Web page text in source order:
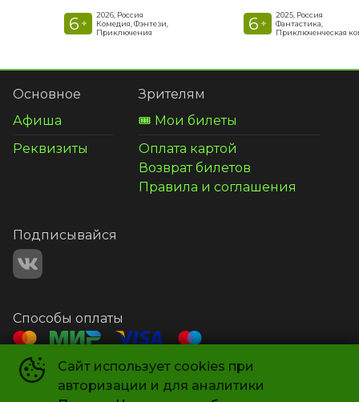
6 +
2026, Россия
Комедия, Фэнтези,
Приключения
6 +
2025, Россия
Фантастика,
Приключенческая
Сайт использует cookies при
авторизации и для аналитики
Основное
Афиша
Реквизиты
Зрителям
🎟️ Мои билеты
Оплата картой
Возврат билетов
Правила и соглашения
Подписывайся
Способы оплаты
Контакты
+7 987 581-14-21